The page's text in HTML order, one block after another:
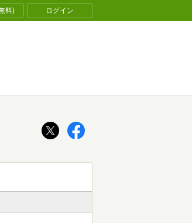
料) ログイン